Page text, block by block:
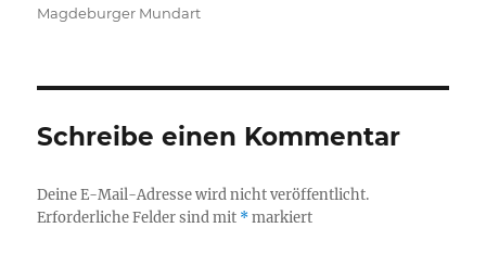
Magdeburger Mundart
Schreibe einen Kommentar
Deine E-Mail-Adresse wird nicht veröffentlicht.
Erforderliche Felder sind mit *markiert